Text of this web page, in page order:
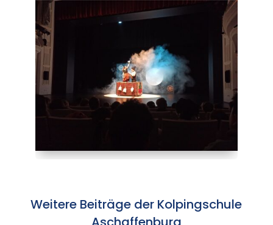
Weitere Beiträge der Kolpingschule